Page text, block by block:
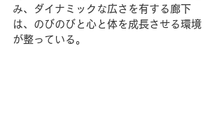
み、ダイナミックな広さを有する廊下
は、のびのびと心と体を成長させる環境
が整っている。